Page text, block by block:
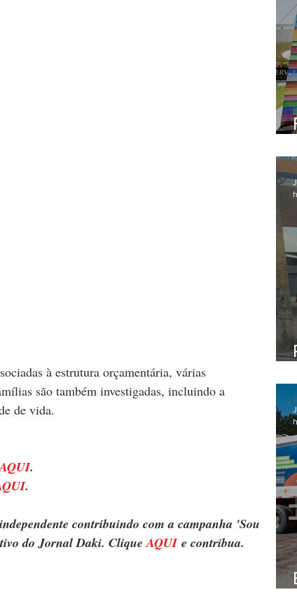
à estrutura orçamentária, várias
são também investigadas, incluindo a
de vida.
AQUI.
.
contribuindo com a campanha 'Sou
do Jornal Daki. Clique AQUI e contribua.